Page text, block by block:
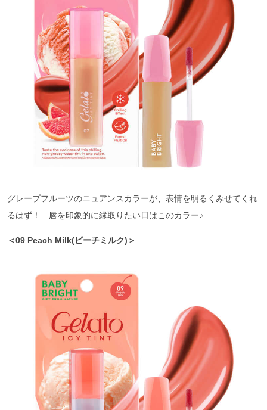
グレープフルーツのニュアンスカラーが、表情を明るくみせてくれ
るはず！ 唇を印象的に縁取りたい日はこのカラー♪
＜09 Peach Milk(ピーチミルク)＞